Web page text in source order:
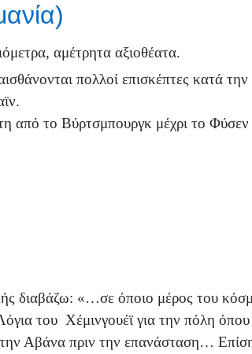
αμέτρητα αξιοθέατα.
πολλοί επισκέπτες κατά
από το Βύρτσμπουργκ μέχρι το Φύσεν
διαβάζω: «…σε όποιο μέρος του
του Χέμινγουέϊ για την πόλη
την Αβάνα πριν την επανάσταση…